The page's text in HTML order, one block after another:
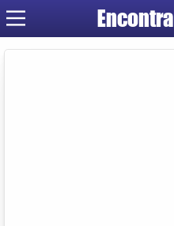
Encontra